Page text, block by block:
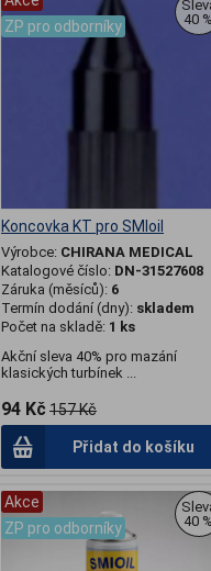
ZP pro odborníky
40 %
Koncovka KT pro SMIoil
Výrobce: CHIRANA MEDICAL
Katalogové číslo: DN-31527608
Záruka (měsíců): 6
Termín dodání (dny): skladem
Počet na skladě: 1 ks
Akční sleva 40% pro mazání
klasických turbínek ...
94 Kč 157 Kč
Přidat do košíku
Akce
ZP pro odborníky
40 %